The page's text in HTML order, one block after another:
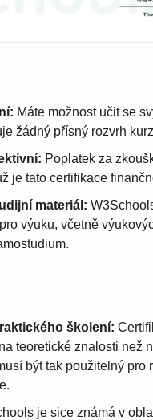
Máte možnost učit se
žádný přísný rozvrh
Poplatek za
je tato certifikace
materiál:
výuku, včetně
školení:
teoretické znalosti než
být tak použitelný pro
je sice známá v